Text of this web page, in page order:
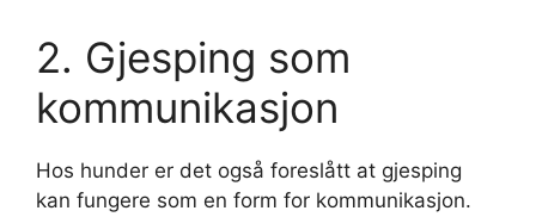
2. Gjesping som
kommunikasjon
Hos hunder er det også foreslått at gjesping
kan fungere som en form for kommunikasjon.